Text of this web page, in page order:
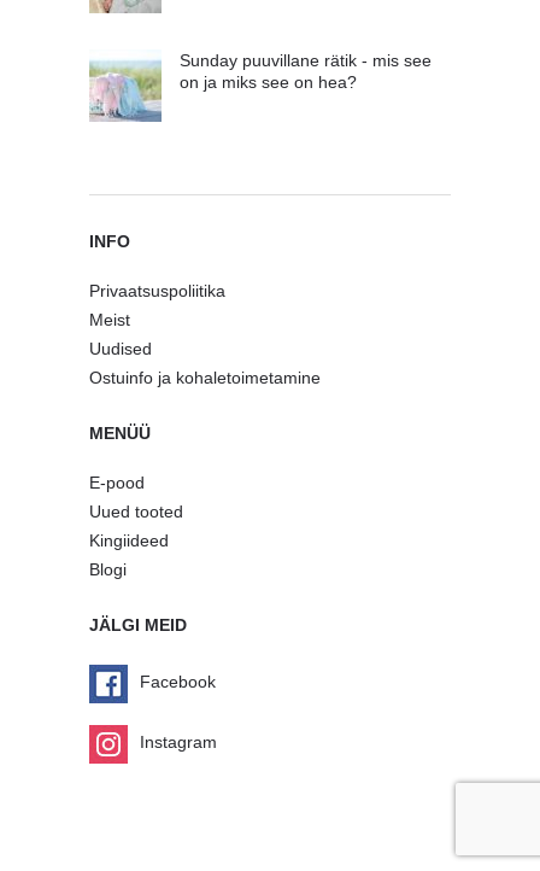
Sunday puuvillane rätik - mis see
on ja miks see on hea?
INFO
Privaatsuspoliitika
Meist
Uudised
Ostuinfo ja kohaletoimetamine
MENÜÜ
E-pood
Uued tooted
Kingiideed
Blogi
JÄLGI MEID
Facebook
Instagram